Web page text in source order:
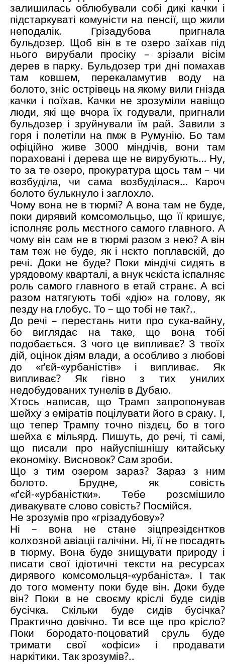
залишилась облюбували собі дикі качки і
підстаркуваті комуністи на пенсії, що жили
неподалік. Грізадубова пригнала
бульдозер. Щоб він в те озеро заїхав під
нього вирубали просіку – зрізали вісім
дерев в парку. Бульдозер три дні помахав
там ковшем, перекаламутив воду на
болото, зніс острівець на якому вили гнізда
качки і поїхав. Качки не зрозуміли навіщо
люди, які ще вчора їх годували, пригнали
бульдозер і зруйнували їм рай. Завили з
горя і полетіли на пмж в Румунію. Бо там
офіційно живе 3000 міндічів, вони там
пораховані і дерева ще не вирубують… Ну,
то за те озеро, прокуратура щось там – чи
возбуділа, чи сама возбуділася… Кароч
болото булькнуло і заглохло.
Чому вона не в тюрмі? А вона там не буде,
поки дирявий комсомольцьо, що її кришує,
ісполняє роль мєстного самого главного. А
чому він сам не в тюрмі разом з нею? А він
там теж не буде, як і нєкто поплавскій, до
речі. Доки не буде? Поки міндічі сидять в
урядовому кварталі, а внук чєкіста іспалняє
роль самого главного в етай странє. А всі
разом натягують тобі «дію» на голову, як
пезду на глобус. То – що тобі не так?..
До речі – перестань нити про сука-вайну,
бо виглядає на таке, що вона тобі
подобається. З чого це випливає? З твоїх
дій, оцінок діям влади, а особливо з любові
до «ґєй-«урбаністів» і випливає. Як
випливає? Як гівно з тих унилих
недобудованих тунелів в Дубаю.
Хтось написав, що Трамп запропонував
шейху з еміратів поцілувати його в сраку. І,
що тепер Трампу точно піздєц, бо в того
шейха є мільярд. Пишуть, до речі, ті самі,
що писали про найуспішнішу китайську
економіку. Висновок? Сам зроби.
Що з тим озером зараз? Зараз з ним
болото. Брудне, як совість
«ґєй-«урбаністки». Тебе розсмішило
дивакувате слово совість? Посмійся.
Не зрозумів про «грізадубову»?
Ні – вона не стане зіцпрезідєнтков
колхозной авіаціі галічіни. Ні, її не посадять
в тюрму. Вона буде знищувати природу і
писати свої ідіотичні тексти на ресурсах
дирявого комсомольця-«урбаніста». І так
до того моменту поки буде він. Доки буде
він? Поки в не своєму кріслі буде сидів
бусічка. Скільки буде сидів бусічка?
Практично довічно. Ти все ще про крісло?
Поки бородато-поцоватий сруль буде
тримати свої «офіси» і продавати
наркітики. Так зрозумів?..